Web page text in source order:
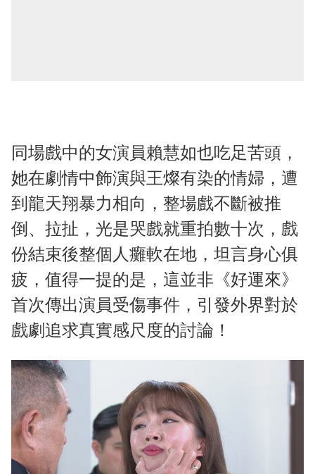
同場戲中的女演員賴慧如也吃足苦頭，
她在劇情中飾演與王燦有染的情婦，遭
到龍天翔暴力相向，整場戲不斷被推
倒、拉扯，光是哭戲就重拍數十次，戲
份結束後整個人癱軟在地，坦言身心俱
疲，值得一提的是，這並非《好運來》
首次傳出演員受傷事件，引發外界對於
戲劇追求真實感尺度的討論！